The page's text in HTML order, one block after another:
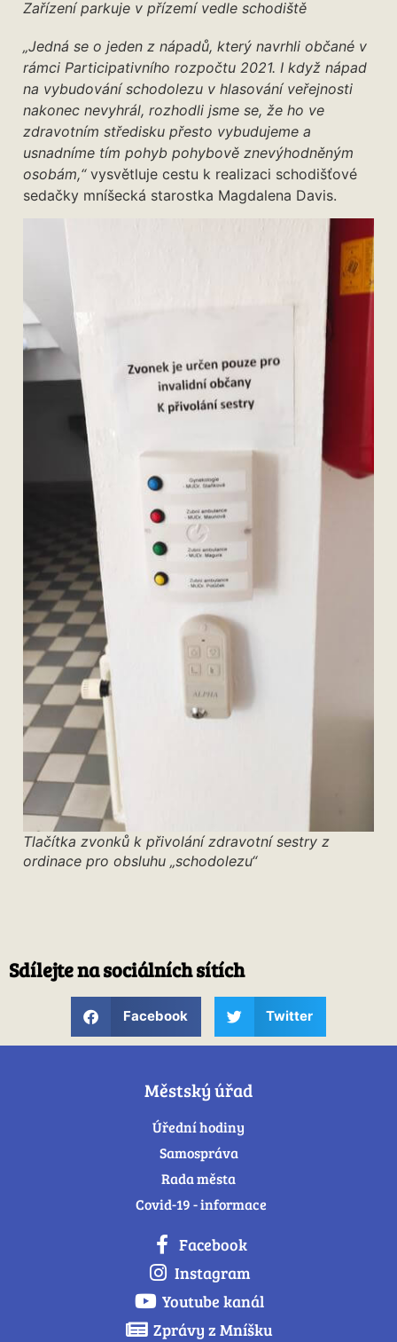
Zařízení parkuje v přízemí vedle schodiště
„Jedná se o jeden z nápadů, který navrhli občané v
rámci Participativního rozpočtu 2021. I když nápad
na vybudování schodolezu v hlasování veřejnosti
nakonec nevyhrál, rozhodli jsme se, že ho ve
zdravotním středisku přesto vybudujeme a
usnadníme tím pohyb pohybově znevýhodněným
osobám,“vysvětluje cestu k realizaci schodišťové
sedačky mníšecká starostka Magdalena Davis.
Tlačítka zvonků k přivolání zdravotní sestry z
ordinace pro obsluhu „schodolezu“
Sdílejte na sociálních sítích
Facebook Twitter
Městský úřad
Úřední hodiny
Samospráva
Rada města
Covid-19 - informace
Facebook
Instagram
Youtube kanál
Zprávy z Mníšku